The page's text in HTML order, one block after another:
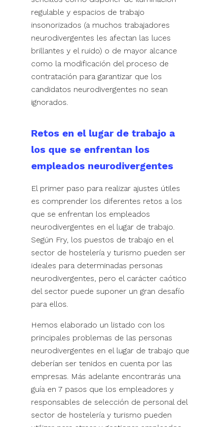
regulable y espacios de trabajo
insonorizados (a muchos trabajadores
neurodivergentes les afectan las luces
brillantes y el ruido) o de mayor alcance
como la modificación del proceso de
contratación para garantizar que los
candidatos neurodivergentes no sean
ignorados.
Retos en el lugar de trabajo a
los que se enfrentan los
empleados neurodivergentes
El primer paso para realizar ajustes útiles
es comprender los diferentes retos a los
que se enfrentan los empleados
neurodivergentes en el lugar de trabajo.
Según Fry, los puestos de trabajo en el
sector de hostelería y turismo pueden ser
ideales para determinadas personas
neurodivergentes, pero el carácter caótico
del sector puede suponer un gran desafío
para ellos.
Hemos elaborado un listado con los
principales problemas de las personas
neurodivergentes en el lugar de trabajo que
deberían ser tenidos en cuenta por las
empresas. Más adelante encontrarás una
guía en 7 pasos que los empleadores y
responsables de selección de personal del
sector de hostelería y turismo pueden